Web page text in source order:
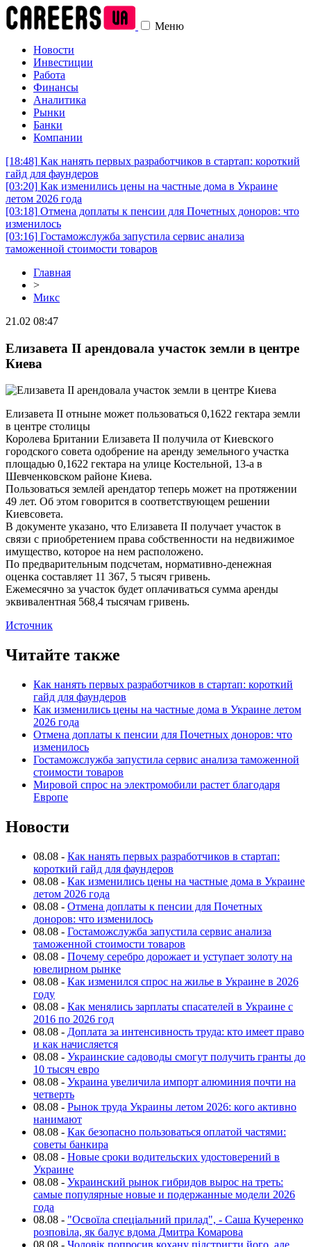
Меню
Новости
Инвестиции
Работа
Финансы
Аналитика
Рынки
Банки
Компании
[18:48] Как нанять первых разработчиков в стартап: короткий
гайд для фаундеров
[03:20] Как изменились цены на частные дома в Украине
летом 2026 года
[03:18] Отмена доплаты к пенсии для Почетных доноров: что
изменилось
[03:16] Гостаможслужба запустила сервис анализа
таможенной стоимости товаров
Главная
>
Микс
21.02 08:47
Елизавета II арендовала участок земли в центре
Киева
Елизавета II отныне может пользоваться 0,1622 гектара земли
в центре столицы
Королева Британии Елизавета II получила от Киевского
городского совета одобрение на аренду земельного участка
площадью 0,1622 гектара на улице Костельной, 13-а в
Шевченковском районе Киева.
Пользоваться землей арендатор теперь может на протяжении
49 лет. Об этом говорится в соответствующем решении
Киевсовета.
В документе указано, что Елизавета II получает участок в
связи с приобретением права собственности на недвижимое
имущество, которое на нем расположено.
По предварительным подсчетам, нормативно-денежная
оценка составляет 11 367, 5 тысяч гривень.
Ежемесячно за участок будет оплачиваться сумма аренды
эквивалентная 568,4 тысячам гривень.
Источник
Читайте также
Как нанять первых разработчиков в стартап: короткий
гайд для фаундеров
Как изменились цены на частные дома в Украине летом
2026 года
Отмена доплаты к пенсии для Почетных доноров: что
изменилось
Гостаможслужба запустила сервис анализа таможенной
стоимости товаров
Мировой спрос на электромобили растет благодаря
Европе
Новости
08.08 - Как нанять первых разработчиков в стартап:
короткий гайд для фаундеров
08.08 - Как изменились цены на частные дома в Украине
летом 2026 года
08.08 - Отмена доплаты к пенсии для Почетных
доноров: что изменилось
08.08 - Гостаможслужба запустила сервис анализа
таможенной стоимости товаров
08.08 - Почему серебро дорожает и уступает золоту на
ювелирном рынке
08.08 - Как изменился спрос на жилье в Украине в 2026
году
08.08 - Как менялись зарплаты спасателей в Украине с
2016 по 2026 год
08.08 - Доплата за интенсивность труда: кто имеет право
и как начисляется
08.08 - Украинские садоводы смогут получить гранты до
10 тысяч евро
08.08 - Украина увеличила импорт алюминия почти на
четверть
08.08 - Рынок труда Украины летом 2026: кого активно
нанимают
08.08 - Как безопасно пользоваться оплатой частями:
советы банкира
08.08 - Новые сроки водительских удостоверений в
Украине
08.08 - Украинский рынок гибридов вырос на треть:
самые популярные новые и подержанные модели 2026
года
08.08 - "Освоїла спеціальний прилад", - Саша Кучеренко
розповіла, як балує вдома Дмитра Комарова
08.08 - Чоловік попросив кохану підстригти його, але